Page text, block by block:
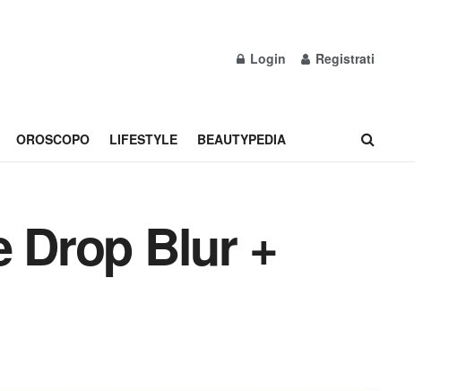
Login Registrati
OROSCOPO LIFESTYLE BEAUTYPEDIA
Drop Blur +